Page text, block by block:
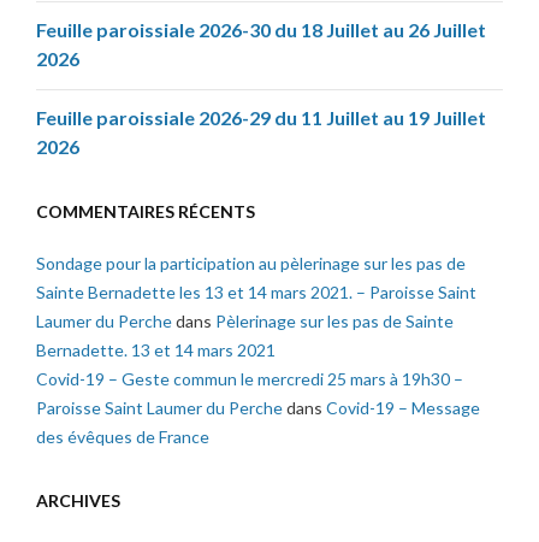
Feuille paroissiale 2026-30 du 18 Juillet au 26 Juillet
2026
Feuille paroissiale 2026-29 du 11 Juillet au 19 Juillet
2026
COMMENTAIRES RÉCENTS
Sondage pour la participation au pèlerinage sur les pas de
Sainte Bernadette les 13 et 14 mars 2021. – Paroisse Saint
Laumer du Perchedans Pèlerinage sur les pas de Sainte
Bernadette. 13 et 14 mars 2021
Covid-19 – Geste commun le mercredi 25 mars à 19h30 –
Paroisse Saint Laumer du Perchedans Covid-19 – Message
des évêques de France
ARCHIVES